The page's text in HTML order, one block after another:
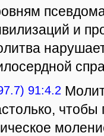
и
91:4.2